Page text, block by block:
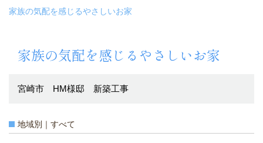
家族の気配を感じるやさしいお家
家族の気配を感じるやさしいお家
宮崎市 HM様邸 新築工事
地域別｜すべて